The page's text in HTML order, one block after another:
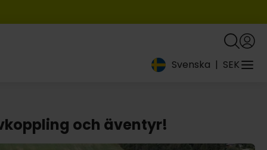
Svenska | SEK
och äventyr!